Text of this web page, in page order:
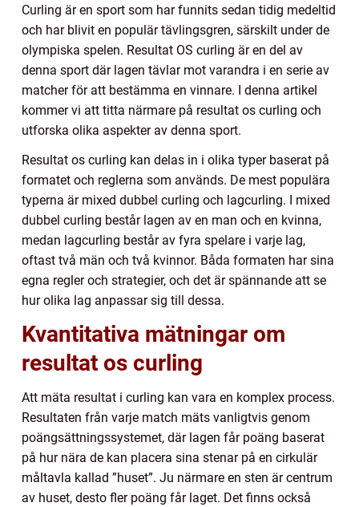
Curling är en sport som har funnits sedan tidig medeltid
och har blivit en populär tävlingsgren, särskilt under de
olympiska spelen. Resultat OS curling är en del av
denna sport där lagen tävlar mot varandra i en serie av
matcher för att bestämma en vinnare. I denna artikel
kommer vi att titta närmare på resultat os curling och
utforska olika aspekter av denna sport.
Resultat os curling kan delas in i olika typer baserat på
formatet och reglerna som används. De mest populära
typerna är mixed dubbel curling och lagcurling. I mixed
dubbel curling består lagen av en man och en kvinna,
medan lagcurling består av fyra spelare i varje lag,
oftast två män och två kvinnor. Båda formaten har sina
egna regler och strategier, och det är spännande att se
hur olika lag anpassar sig till dessa.
Kvantitativa mätningar om
resultat os curling
Att mäta resultat i curling kan vara en komplex process.
Resultaten från varje match mäts vanligtvis genom
poängsättningssystemet, där lagen får poäng baserat
på hur nära de kan placera sina stenar på en cirkulär
måltavla kallad ”huset”. Ju närmare en sten är centrum
av huset, desto fler poäng får laget. Det finns också